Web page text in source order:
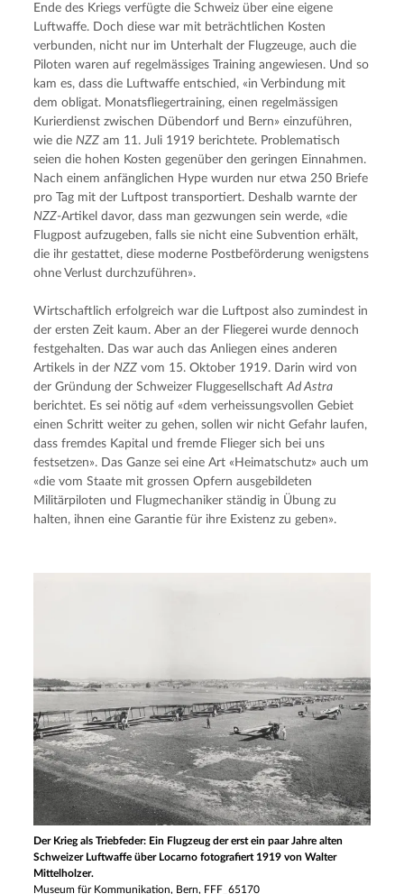
Ende des Kriegs verfügte die Schweiz über eine eigene
Luftwaffe. Doch diese war mit beträchtlichen Kosten
verbunden, nicht nur im Unterhalt der Flugzeuge, auch die
Piloten waren auf regelmässiges Training angewiesen. Und so
kam es, dass die Luftwaffe entschied, «in Verbindung mit
dem obligat. Monatsfliegertraining, einen regelmässigen
Kurierdienst zwischen Dübendorf und Bern» einzuführen,
wie die NZZ am 11. Juli 1919 berichtete. Problematisch
seien die hohen Kosten gegenüber den geringen Einnahmen.
Nach einem anfänglichen Hype wurden nur etwa 250 Briefe
NZZ-Artikel davor, dass man gezwungen sein werde, «die
Flugpost aufzugeben, falls sie nicht eine Subvention erhält,
die ihr gestattet, diese moderne Postbeförderung wenigstens
ohne Verlust durchzuführen».
Wirtschaftlich erfolgreich war die Luftpost also zumindest in
der ersten Zeit kaum. Aber an der Fliegerei wurde dennoch
festgehalten. Das war auch das Anliegen eines anderen
Artikels in der NZZ vom 15. Oktober 1919. Darin wird von
der Gründung der Schweizer Fluggesellschaft Ad Astra
berichtet. Es sei nötig auf «dem verheissungsvollen Gebiet
einen Schritt weiter zu gehen, sollen wir nicht Gefahr laufen,
dass fremdes Kapital und fremde Flieger sich bei uns
festsetzen». Das Ganze sei eine Art «Heimatschutz» auch um
«die vom Staate mit grossen Opfern ausgebildeten
Militärpiloten und Flugmechaniker ständig in Übung zu
halten, ihnen eine Garantie für ihre Existenz zu geben».
Der Krieg als Triebfeder: Ein Flugzeug der erst ein paar Jahre alten
Schweizer Luftwaffe über Locarno fotografiert 1919 von Walter
Mittelholzer.
Museum für Kommunikation, Bern, FFF_65170